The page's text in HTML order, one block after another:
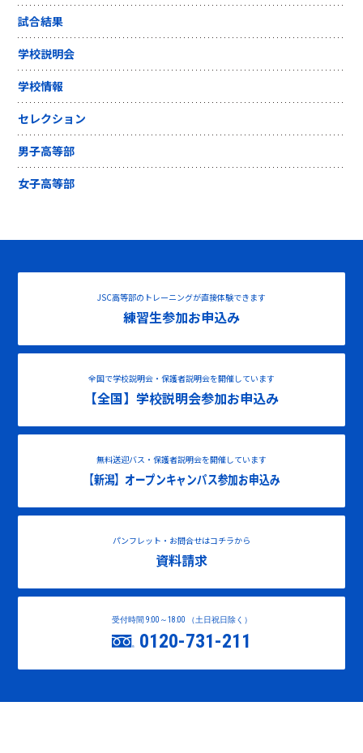
試合結果
学校説明会
学校情報
セレクション
男子高等部
女子高等部
JSC高等部のトレーニングが直接体験できます
練習生参加お申込み
全国で学校説明会・保護者説明会を開催しています
【全国】学校説明会参加お申込み
無料送迎バス・保護者説明会を開催しています
【新潟】オープンキャンパス参加お申込み
パンフレット・お問合せはコチラから
資料請求
受付時間 9:00～18:00 （土日祝日除く）
0120-731-211